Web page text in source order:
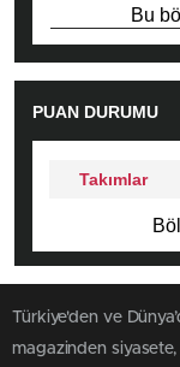
Bu
PUAN DURUMU
Takımlar
Türkiye'den ve
magazinden